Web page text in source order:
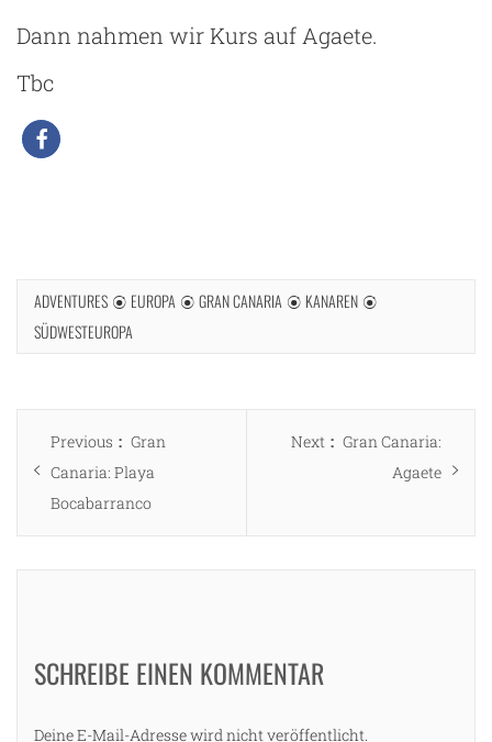
Dann nahmen wir Kurs auf Agaete.
Tbc
ADVENTURES EUROPA GRAN CANARIA
KANAREN
SÜDWESTEUROPA
Beitragsnavigation
Previous
Previous
post:
Gran
Canaria: Playa
Bocabarranco
Next
Next
Gran Canaria:
Agaete
SCHREIBE EINEN KOMMENTAR
Deine E-Mail-Adresse wird nicht veröffentlicht.